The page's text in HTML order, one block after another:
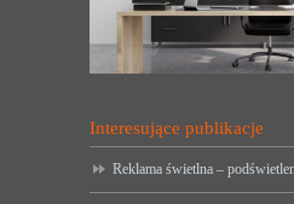
Interesujące publikacje
Reklama świetlna –